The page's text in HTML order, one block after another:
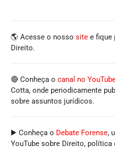
🌎 Acesse o nossosite e fique
Direito.
🔴 Conheça ocanal no
Cotta, onde periodicamente
sobre assuntos jurídicos.
▶️ Conheça o Debate Forense,
YouTube sobre Direito,